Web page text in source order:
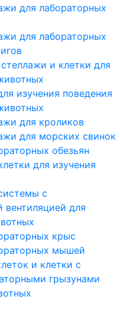
для лабораторных
для лабораторных
и клетки для
изучения поведения
для кроликов
для морских свинок
обезьян
для изучения
с
вентиляцией для
крыс
мышей
и клетки с
грызунами